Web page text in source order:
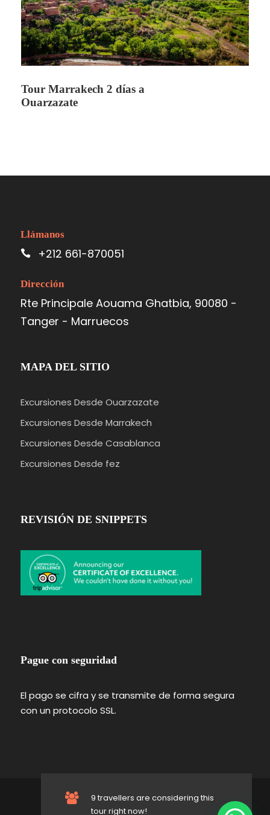
Tour Marrakech 2 días a
Ouarzazate
9 travellers are considering this
tour right now!
Llámanos
+212 661-870051
Dirección
Rte Principale Aouama Ghatbia, 90080 -
Tanger - Marruecos
MAPA DEL SITIO
Excursiones Desde Ouarzazate
Excursiones Desde Marrakech
Excursiones Desde Casablanca
Excursiones Desde fez
REVISIÓN DE SNIPPETS
Pague con seguridad
El pago se cifra y se transmite de forma segura
con un protocolo SSL.
© 2024 Merzouga Viajes